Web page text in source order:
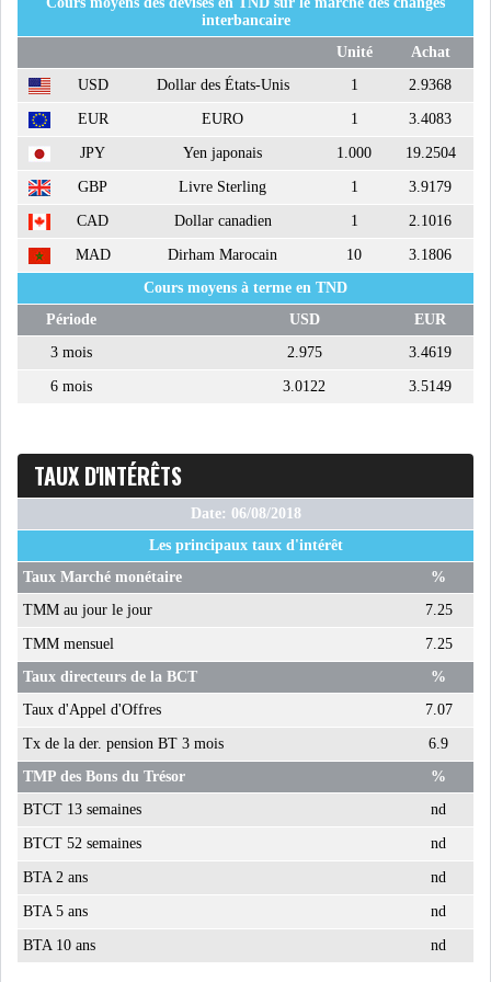
interbancaire
Unité
Achat
USD
Dollar des États-Unis 1 2.9368
EUR EURO 1 3.4083
JPY Yen japonais 1.000 19.2504
GBP Livre Sterling 1 3.9179
CAD Dollar canadien 1 2.1016
MAD Dirham Marocain 10
3.1806
Cours moyens à terme en TND
Période
USD
EUR
3 mois
2.975 3.4619
6 mois 3.0122 3.5149
TAUX D'INTÉRÊTS
Date: 06/08/2018
Les principaux taux d'intérêt
Taux Marché monétaire
%
TMM au jour le jour
7.25
TMM mensuel
7.25
Taux directeurs de la BCT
%
Taux d'Appel d'Offres
7.07
Tx de la der. pension BT 3 mois
6.9
TMP des Bons du Trésor
%
BTCT 13 semaines
nd
BTCT 52 semaines nd
BTA 2 ans nd
BTA 5 ans nd
BTA 10 ans nd